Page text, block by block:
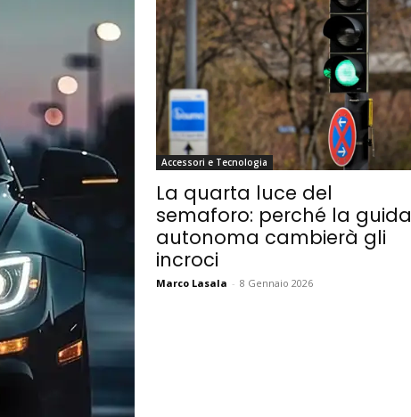
Accessori e Tecnologia
La quarta luce del
semaforo: perché la guida
autonoma cambierà gli
incroci
Marco Lasala - 8 Gennaio 2026